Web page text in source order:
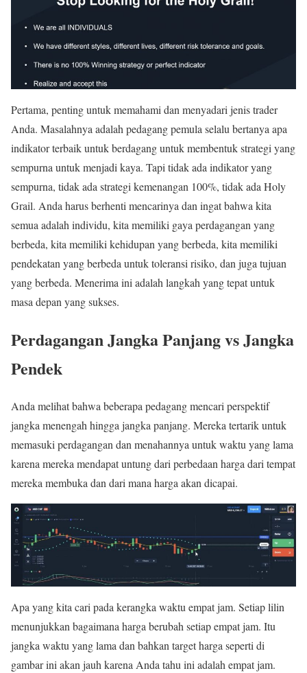
Pertama, penting untuk memahami dan menyadari jenis trader
Anda. Masalahnya adalah pedagang pemula selalu bertanya apa
indikator terbaik untuk berdagang untuk membentuk strategi yang
sempurna untuk menjadi kaya. Tapi tidak ada indikator yang
sempurna, tidak ada strategi kemenangan 100%, tidak ada Holy
Grail. Anda harus berhenti mencarinya dan ingat bahwa kita
semua adalah individu, kita memiliki gaya perdagangan yang
berbeda, kita memiliki kehidupan yang berbeda, kita memiliki
pendekatan yang berbeda untuk toleransi risiko, dan juga tujuan
yang berbeda. Menerima ini adalah langkah yang tepat untuk
masa depan yang sukses.
Perdagangan Jangka Panjang vs Jangka
Pendek
Anda melihat bahwa beberapa pedagang mencari perspektif
jangka menengah hingga jangka panjang. Mereka tertarik untuk
memasuki perdagangan dan menahannya untuk waktu yang lama
karena mereka mendapat untung dari perbedaan harga dari tempat
mereka membuka dan dari mana harga akan dicapai.
Apa yang kita cari pada kerangka waktu empat jam. Setiap lilin
menunjukkan bagaimana harga berubah setiap empat jam. Itu
jangka waktu yang lama dan bahkan target harga seperti di
gambar ini akan jauh karena Anda tahu ini adalah empat jam.